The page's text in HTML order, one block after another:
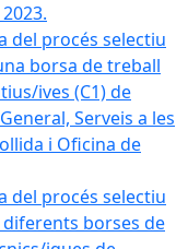
del procés selectiu
borsa de treball
ives (C1) de
Serveis a les
i Oficina de
del procés selectiu
borses de